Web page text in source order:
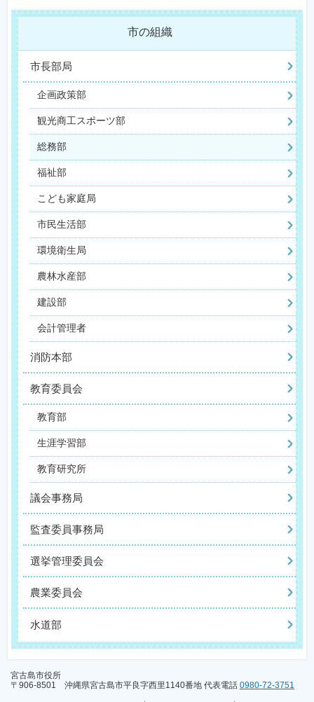
市の組織
市長部局
企画政策部
観光商工スポーツ部
総務部
福祉部
こども家庭局
市民生活部
環境衛生局
農林水産部
建設部
会計管理者
消防本部
教育委員会
教育部
生涯学習部
教育研究所
議会事務局
監査委員事務局
選挙管理委員会
農業委員会
水道部
宮古島市役所
〒906-8501 沖縄県宮古島市平良字西里1140番地 代表電話 0980-72-3751